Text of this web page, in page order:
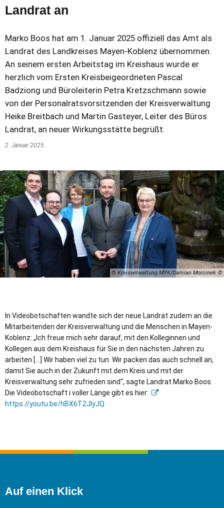
Landrat an
Marko Boos hat am 1. Januar 2025 offiziell das Amt als
Landrat des Landkreises Mayen-Koblenz übernommen.
An seinem ersten Arbeitstag im Kreishaus wurde er
herzlich vom Ersten Kreisbeigeordneten Pascal
Badziong und Büroleiterin Petra Kretzschmann sowie
von der Personalratsvorsitzenden der Kreisverwaltung
Heike Breitbach und Martin Gasteyer, Leiter des Büros
Landrat, an neuer Wirkungsstätte begrüßt.
2. Januar 2025
© Kreisverwaltung MYK/Damian Morcinek
In Videobotschaften wandte sich der neue Landrat zudem an die
Mitarbeitenden der Kreisverwaltung und die Menschen in Mayen-
Koblenz: „Ich freue mich sehr darauf, mit den Kolleginnen und
Kollegen aus dem Kreishaus für Sie in den nächsten Jahren zu
arbeiten […] Wir haben viel zu tun. Wir packen das auch schnell an,
damit Sie auch in der Zukunft mit dem Kreis und mit der
Kreisverwaltung sehr zufrieden sind“, sagte Landrat Marko Boos.
Die Videobotschaft i voller Länge gibt es hier:
https://youtu.be/hBX6T2JIyJQ
Auf einen Klick